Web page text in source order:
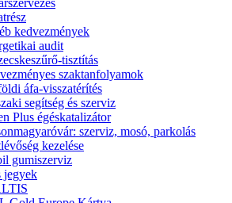
kedvezmények
audit
tisztítás
szaktanfolyamok
áfa-visszatérítés
segítség és szerviz
Plus égéskatalizátor
szerviz, mosó, parkolás
kezelése
gumiszerviz
jegyek